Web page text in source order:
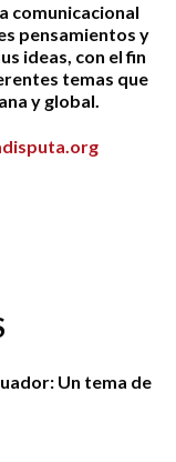
comunicacional
pensamientos y
ideas, con el fin
temas que
y global.
Un tema de